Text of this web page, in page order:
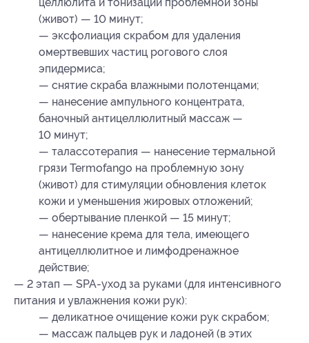
(живот) — 10 минут;
— эксфолиация скрабом для удаления
омертвевших частиц рогового слоя
эпидермиса;
— снятие скраба влажными полотенцами;
— нанесение ампульного концентрата,
баночный антицеллюлитный массаж —
10 минут;
— талассотерапия — нанесение термальной
грязи Termofango на проблемную зону
(живот) для стимуляции обновления клеток
кожи и уменьшения жировых отложений;
— обертывание пленкой — 15 минут;
— нанесение крема для тела, имеющего
антицеллюлитное и лимфодренажное
действие;
— 2 этап — SPA-уход за руками (для интенсивного
питания и увлажнения кожи рук):
— деликатное очищение кожи рук скрабом;
— массаж пальцев рук и ладоней (в этих